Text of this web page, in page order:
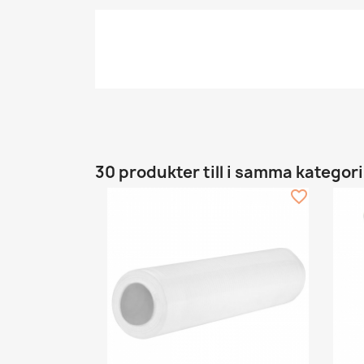
30 produkter till i samma kategori
favorite_border